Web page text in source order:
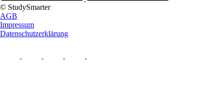
© StudySmarter
AGB
Impressum
Datenschutzerklärung